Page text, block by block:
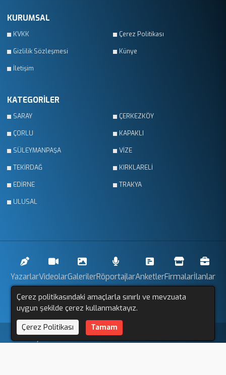
KURUMSAL
KVKK Çerez Politikası
Gizlilik Sözleşmesi Künye
İletişim
KATEGORİLER
SARAY ÇERKEZKÖY
ÇORLU KAPAKLI
SÜLEYMANPAŞA VİZE
TEKİRDAĞ KIRKLARELİ
EDİRNE TRAKYA
ULUSAL
YazarlarVideolarGalerilerRöportajlarAnketlerFirmalarİlanlar
Resmi İlanlarSitemap
Trakya Gözlem © 2011 - 2025. Tüm Hakları Saklıdır.
Çerez politikasındaki amaçlarla sınırlı ve mevzuata
uygun şekilde çerez kullanmaktayız.
Çerez Politikası
Tamam